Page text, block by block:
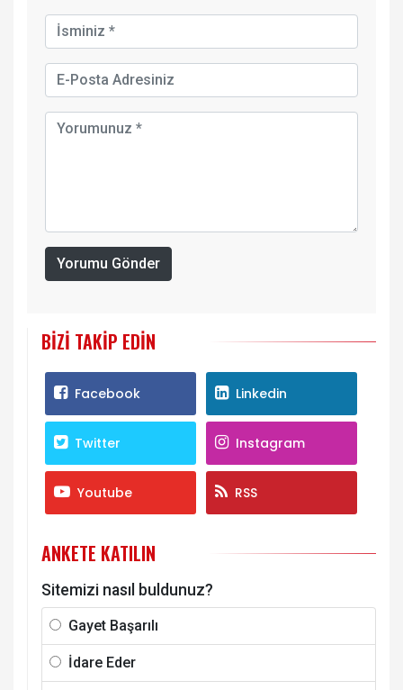
Yorumu Gönder
BIZI TAKIP EDIN
Facebook Linkedin
Twitter Instagram
Youtube RSS
ANKETE KATILIN
Sitemizi nasıl buldunuz?
Gayet Başarılı
İdare Eder